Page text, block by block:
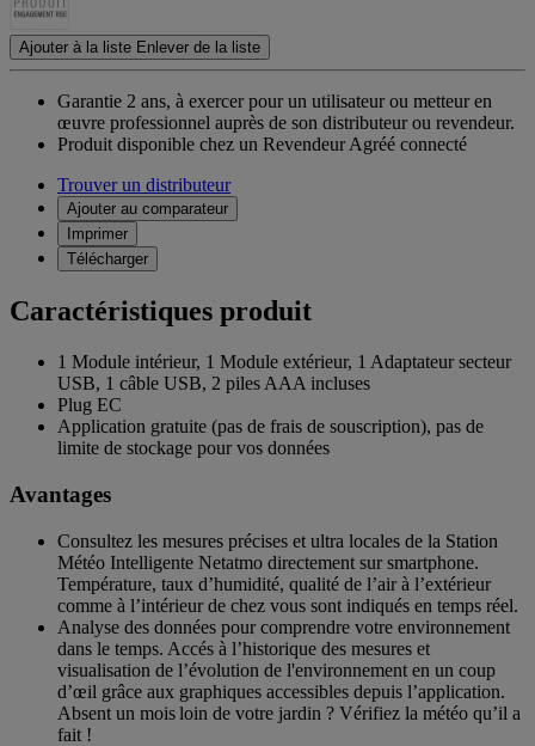
Ajouter à la liste Enlever de la liste
Garantie 2 ans, à exercer pour un utilisateur ou metteur en
œuvre professionnel auprès de son distributeur ou revendeur.
Produit disponible chez un Revendeur Agréé connecté
Trouver un distributeur
Ajouter au comparateur
Imprimer
Télécharger
Caractéristiques produit
1 Module intérieur, 1 Module extérieur, 1 Adaptateur secteur
USB, 1 câble USB, 2 piles AAA incluses
Plug EC
Application gratuite (pas de frais de souscription), pas de
limite de stockage pour vos données
Avantages
Consultez les mesures précises et ultra locales de la Station
Météo Intelligente Netatmo directement sur smartphone.
Température, taux d’humidité, qualité de l’air à l’extérieur
comme à l’intérieur de chez vous sont indiqués en temps réel.
Analyse des données pour comprendre votre environnement
dans le temps. Accés à l’historique des mesures et
visualisation de l’évolution de l'environnement en un coup
d’œil grâce aux graphiques accessibles depuis l’application.
Absent un mois loin de votre jardin ? Vérifiez la météo qu’il a
fait !